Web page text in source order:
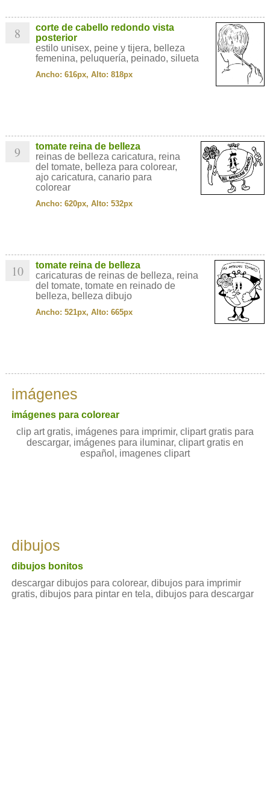
8
corte de cabello redondo vista
posterior
estilo unisex, peine y tijera, belleza
femenina, peluquería, peinado, silueta
Ancho: 616px, Alto: 818px
9
tomate reina de belleza
reinas de belleza caricatura, reina
del tomate, belleza para colorear,
ajo caricatura, canario para
colorear
Ancho: 620px, Alto: 532px
10
tomate reina de belleza
caricaturas de reinas de belleza, reina
del tomate, tomate en reinado de
belleza, belleza dibujo
Ancho: 521px, Alto: 665px
imágenes
imágenes para colorear
clip art gratis, imágenes para imprimir, clipart gratis para
descargar, imágenes para iluminar, clipart gratis en
español, imagenes clipart
dibujos
dibujos bonitos
descargar dibujos para colorear, dibujos para imprimir
gratis, dibujos para pintar en tela, dibujos para descargar